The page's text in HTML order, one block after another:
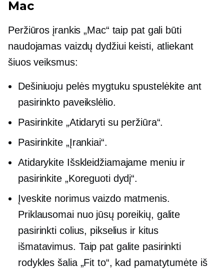
Mac
Peržiūros įrankis „Mac“ taip pat gali būti
naudojamas vaizdų dydžiui keisti, atliekant
šiuos veiksmus:
Dešiniuoju pelės mygtuku spustelėkite ant
pasirinkto paveikslėlio.
Pasirinkite „Atidaryti su peržiūra“.
Pasirinkite „Įrankiai“.
Atidarykite Išskleidžiamajame meniu ir
pasirinkite „Koreguoti dydį“.
Įveskite norimus vaizdo matmenis.
Priklausomai nuo jūsų poreikių, galite
pasirinkti colius, pikselius ir kitus
išmatavimus. Taip pat galite pasirinkti
rodykles šalia „Fit to“, kad pamatytumėte iš